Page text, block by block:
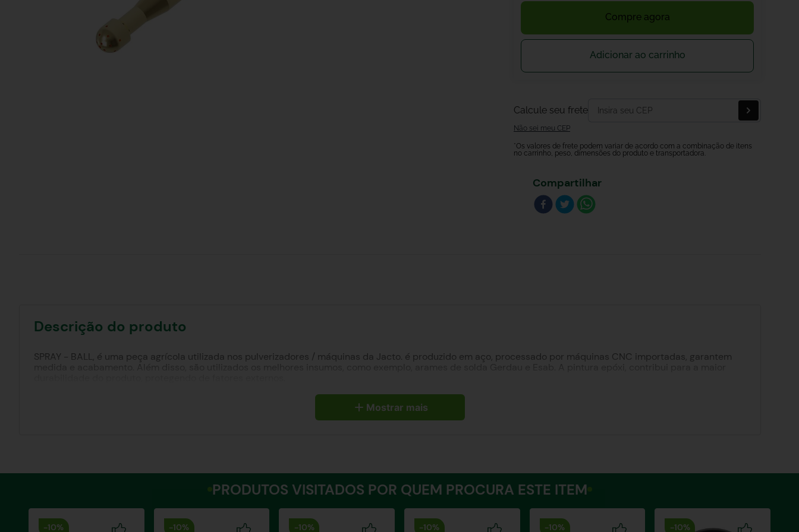
Compre agora
Adicionar ao carrinho
Calcule seu frete
Não sei meu CEP
*Os valores de frete podem variar de acordo com a combinação de itens
no carrinho, peso, dimensões do produto e transportadora.
Compartilhar
Descrição do produto
SPRAY - BALL, é uma peça agrícola utilizada nos pulverizadores / máquinas da Jacto. é produzido em aço, processado por máquinas CNC importadas, garantem
Mostrar mais
PRODUTOS VISITADOS POR QUEM PROCURA ESTE ITEM
-10% -10% -10% -10% -10% -10%